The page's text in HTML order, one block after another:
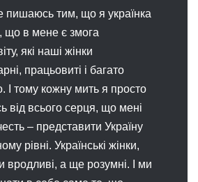
пишаюсь тим, що я українка
що в мене є змога
які наші жінки
працьовиті і багато
І тому кожну мить я просто
від всього серця, що мені
– представити Україну
рівні. Українські жінки,
вродливі, а ще розумні. І ми